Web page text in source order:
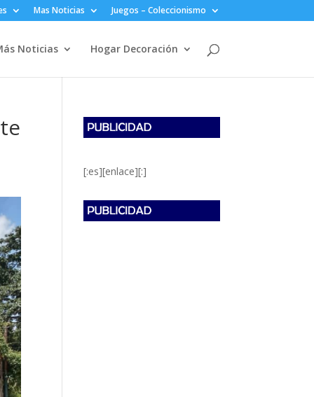
Mas Noticias Juegos – Coleccionismo
Noticias Hogar Decoración
[:es][enlace][:]